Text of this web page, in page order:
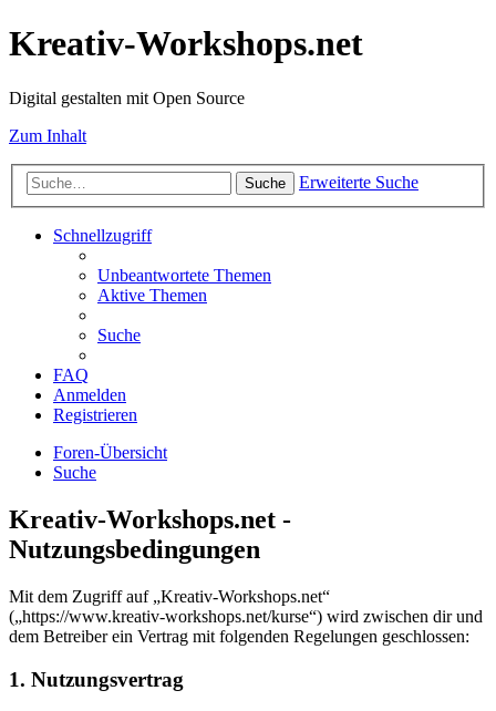
Kreativ-Workshops.net
Digital gestalten mit Open Source
Zum Inhalt
Suche Erweiterte Suche
Schnellzugriff
Unbeantwortete Themen
Aktive Themen
Suche
FAQ
Anmelden
Registrieren
Foren-Übersicht
Suche
Kreativ-Workshops.net -
Nutzungsbedingungen
Mit dem Zugriff auf „Kreativ-Workshops.net“
(„https://www.kreativ-workshops.net/kurse“) wird zwischen dir und
dem Betreiber ein Vertrag mit folgenden Regelungen geschlossen:
1. Nutzungsvertrag